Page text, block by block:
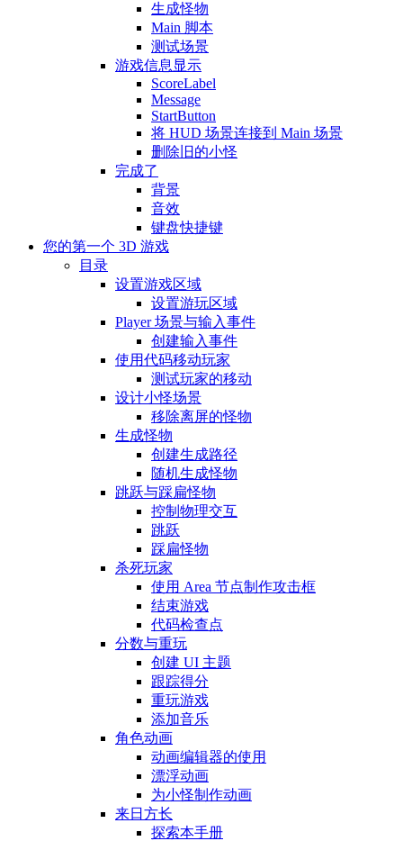
生成怪物
Main 脚本
测试场景
游戏信息显示
ScoreLabel
Message
StartButton
将 HUD 场景连接到 Main 场景
删除旧的小怪
完成了
背景
音效
键盘快捷键
您的第一个 3D 游戏
目录
设置游戏区域
设置游玩区域
Player 场景与输入事件
创建输入事件
使用代码移动玩家
测试玩家的移动
设计小怪场景
移除离屏的怪物
生成怪物
创建生成路径
随机生成怪物
跳跃与踩扁怪物
控制物理交互
跳跃
踩扁怪物
杀死玩家
使用 Area 节点制作攻击框
结束游戏
代码检查点
分数与重玩
创建 UI 主题
跟踪得分
重玩游戏
添加音乐
角色动画
动画编辑器的使用
漂浮动画
为小怪制作动画
来日方长
探索本手册